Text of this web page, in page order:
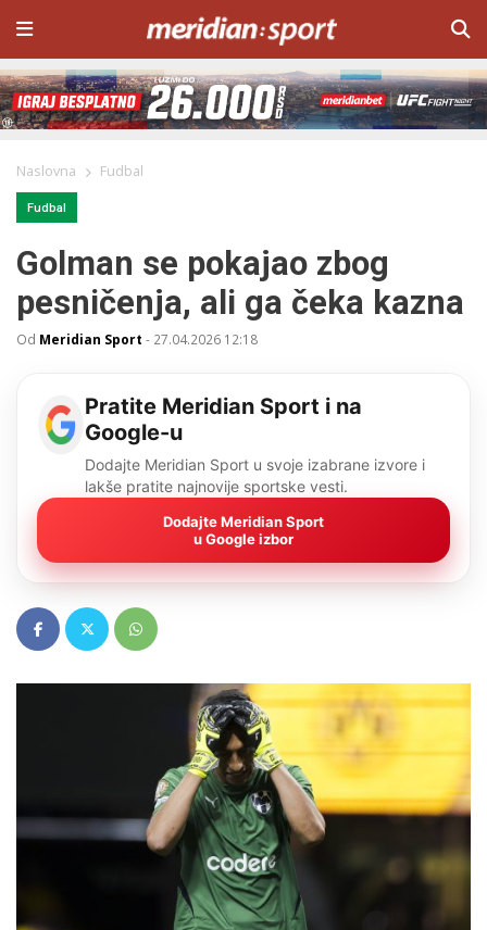
Naslovna Fudbal
Fudbal
Golman se pokajao zbog
pesničenja, ali ga čeka kazna
Od Meridian Sport - 27.04.2026 12:18
Pratite Meridian Sport i na
Google-u
Dodajte Meridian Sport u svoje izabrane izvore i
lakše pratite najnovije sportske vesti.
Dodajte Meridian Sport
u Google izbor